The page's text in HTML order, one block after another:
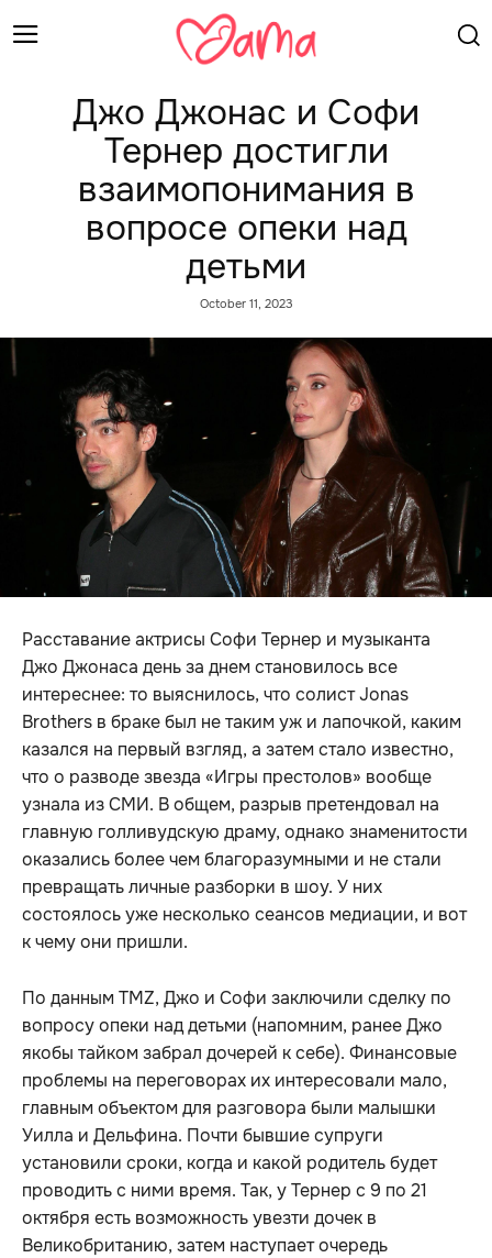
Джо Джонас и Софи
Тернер достигли
взаимопонимания в
вопросе опеки над
детьми
October 11, 2023
Расставание актрисы Софи Тернер и музыканта
Джо Джонаса день за днем становилось все
интереснее: то выяснилось, что солист Jonas
Brothers в браке был не таким уж и лапочкой, каким
казался на первый взгляд, а затем стало известно,
что о разводе звезда «Игры престолов» вообще
узнала из СМИ. В общем, разрыв претендовал на
главную голливудскую драму, однако знаменитости
оказались более чем благоразумными и не стали
превращать личные разборки в шоу. У них
состоялось уже несколько сеансов медиации, и вот
к чему они пришли.
По данным TMZ, Джо и Софи заключили сделку по
вопросу опеки над детьми (напомним, ранее Джо
якобы тайком забрал дочерей к себе). Финансовые
проблемы на переговорах их интересовали мало,
главным объектом для разговора были малышки
Уилла и Дельфина. Почти бывшие супруги
установили сроки, когда и какой родитель будет
проводить с ними время. Так, у Тернер с 9 по 21
октября есть возможность увезти дочек в
Великобританию, затем наступает очередь